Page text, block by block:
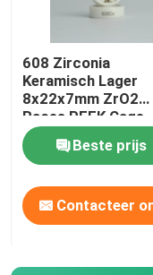
608 Zirconia
Keramisch Lager
8x22x7mm ZrO2
Races PEEK Cage
ABEC3
Beste prijs
Contacteer